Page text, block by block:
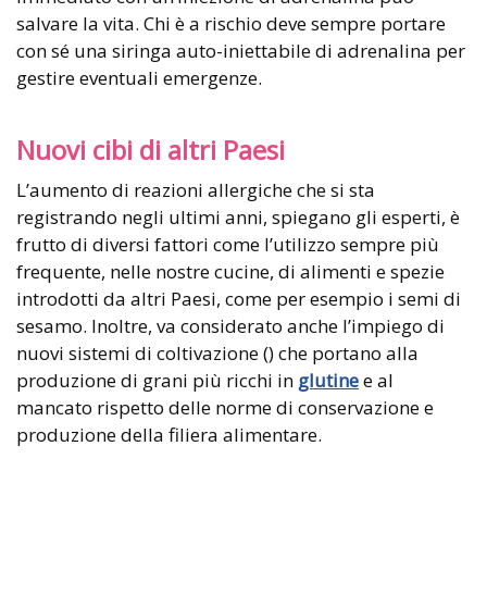
salvare la vita. Chi è a rischio deve sempre portare
con sé una siringa auto-iniettabile di adrenalina per
gestire eventuali emergenze.
Nuovi cibi di altri Paesi
L’aumento di reazioni allergiche che si sta
registrando negli ultimi anni, spiegano gli esperti, è
frutto di diversi fattori come l’utilizzo sempre più
frequente, nelle nostre cucine, di alimenti e spezie
introdotti da altri Paesi, come per esempio i semi di
sesamo. Inoltre, va considerato anche l’impiego di
nuovi sistemi di coltivazione () che portano alla
produzione di grani più ricchi in glutinee al
mancato rispetto delle norme di conservazione e
produzione della filiera alimentare.